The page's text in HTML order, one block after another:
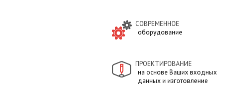
СОВРЕМЕННОЕ
оборудование
ПРОЕКТИРОВАНИЕ
на основе Ваших входных
данных и изготовление